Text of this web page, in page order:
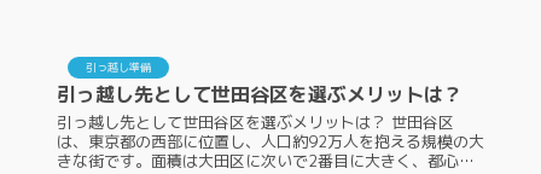
引っ越し準備
引っ越し先として世田谷区を選ぶメリットは？
引っ越し先として世田谷区を選ぶメリットは？ 世田谷区
は、東京都の西部に位置し、人口約92万人を抱える規模の大
きな街です。面積は大田区に次いで2番目に大きく、都心と